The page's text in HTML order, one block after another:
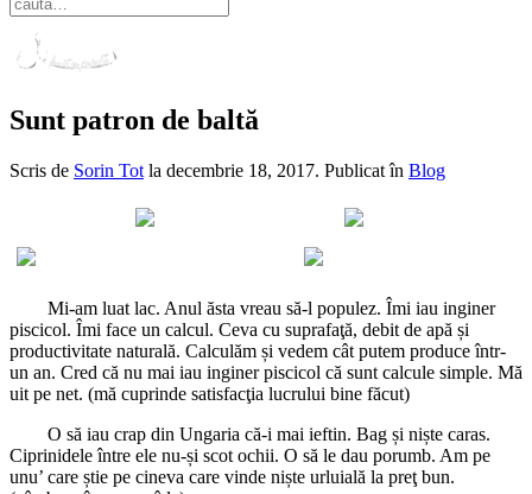
Sunt patron de baltă
Scris de Sorin Tot la decembrie 18, 2017. Publicat în Blog
Mi-am luat lac. Anul ăsta vreau să-l populez. Îmi iau inginer
piscicol. Îmi face un calcul. Ceva cu suprafaţă, debit de apă și
productivitate naturală. Calculăm și vedem cât putem produce într-
un an. Cred că nu mai iau inginer piscicol că sunt calcule simple. Mă
uit pe net. (mă cuprinde satisfacţia lucrului bine făcut)
O să iau crap din Ungaria că-i mai ieftin. Bag și niște caras.
Ciprinidele între ele nu-și scot ochii. O să le dau porumb. Am pe
unu’ care știe pe cineva care vinde niște urluială la preţ bun.